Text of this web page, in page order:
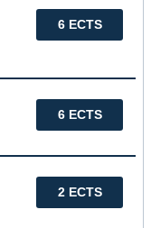
6 ECTS
6 ECTS
2 ECTS